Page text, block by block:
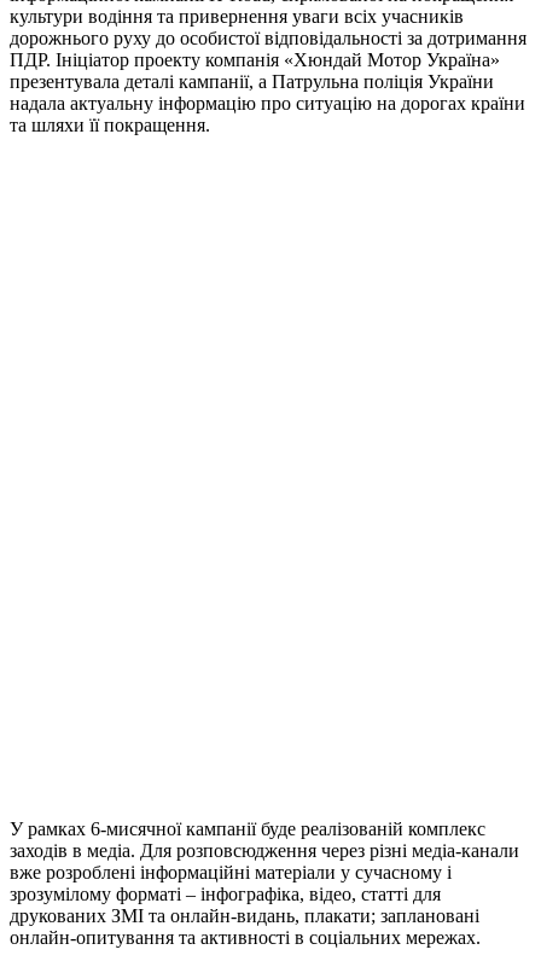
культури водіння та привернення уваги всіх учасників
дорожнього руху до особистої відповідальності за дотримання
ПДР. Ініціатор проекту компанія «Хюндай Мотор Україна»
презентувала деталі кампанії, а Патрульна поліція України
надала актуальну інформацію про ситуацію на дорогах країни
та шляхи її покращення.
У рамках 6-мисячної кампанії буде реалізованій комплекс
заходів в медіа. Для розповсюдження через різні медіа-канали
вже розроблені інформаційні матеріали у сучасному і
зрозумілому форматі – інфографіка, відео, статті для
друкованих ЗМІ та онлайн-видань, плакати; заплановані
онлайн-опитування та активності в соціальних мережах.